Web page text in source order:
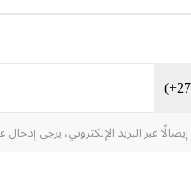
عبر البريد الإلكتروني، يرجى إدخال